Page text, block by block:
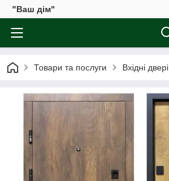
"Ваш дім"
Товари та послуги Вхідні двері